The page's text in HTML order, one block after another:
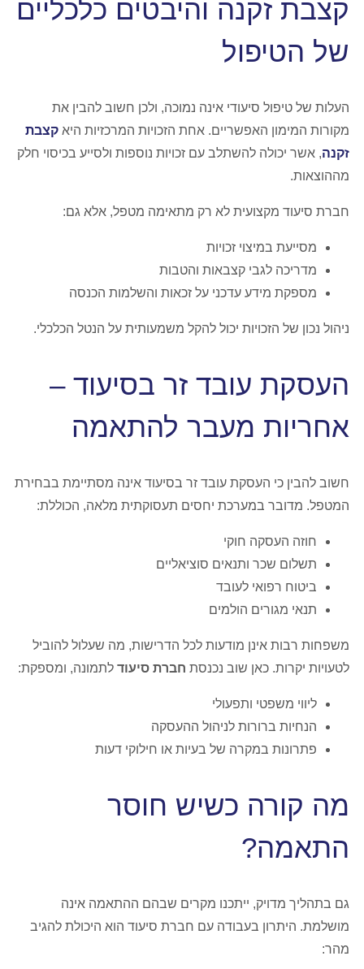
קצבת זקנה והיבטים כלכליים
של הטיפול
העלות של טיפול סיעודי אינה נמוכה, ולכן חשוב להבין את
מקורות המימון האפשריים. אחת הזכויות המרכזיות היא קצבת
זקנה, אשר יכולה להשתלב עם זכויות נוספות ולסייע בכיסוי חלק
מההוצאות.
חברת סיעוד מקצועית לא רק מתאימה מטפל, אלא גם:
מסייעת במיצוי זכויות
מדריכה לגבי קצבאות והטבות
מספקת מידע עדכני על זכאות והשלמות הכנסה
ניהול נכון של הזכויות יכול להקל משמעותית על הנטל הכלכלי.
העסקת עובד זר בסיעוד –
אחריות מעבר להתאמה
חשוב להבין כי העסקת עובד זר בסיעוד אינה מסתיימת בבחירת
המטפל. מדובר במערכת יחסים תעסוקתית מלאה, הכוללת:
חוזה העסקה חוקי
תשלום שכר ותנאים סוציאליים
ביטוח רפואי לעובד
תנאי מגורים הולמים
משפחות רבות אינן מודעות לכל הדרישות, מה שעלול להוביל
לטעויות יקרות. כאן שוב נכנסת חברת סיעוד לתמונה, ומספקת:
ליווי משפטי ותפעולי
הנחיות ברורות לניהול ההעסקה
פתרונות במקרה של בעיות או חילוקי דעות
מה קורה כשיש חוסר
התאמה?
גם בתהליך מדויק, ייתכנו מקרים שבהם ההתאמה אינה
מושלמת. היתרון בעבודה עם חברת סיעוד הוא היכולת להגיב
מהר: